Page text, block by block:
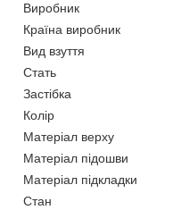
Виробник
Країна виробник
Вид взуття
Стать
Застібка
Колір
Матеріал верху
Матеріал підошви
Матеріал підкладки
Стан